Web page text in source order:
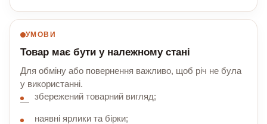
УМОВИ
Товар має бути у належному стані
Для обміну або повернення важливо, щоб річ не була
у використанні.
збережений товарний вигляд;
наявні ярлики та бірки;